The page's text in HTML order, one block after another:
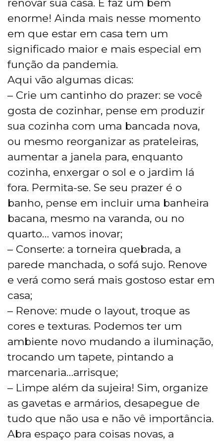
renovar sua casa. E faz um bem
enorme! Ainda mais nesse momento
em que estar em casa tem um
significado maior e mais especial em
função da pandemia.
Aqui vão algumas dicas:
– Crie um cantinho do prazer: se você
gosta de cozinhar, pense em produzir
sua cozinha com uma bancada nova,
ou mesmo reorganizar as prateleiras,
aumentar a janela para, enquanto
cozinha, enxergar o sol e o jardim lá
fora. Permita-se. Se seu prazer é o
banho, pense em incluir uma banheira
bacana, mesmo na varanda, ou no
quarto… vamos inovar;
– Conserte: a torneira quebrada, a
parede manchada, o sofá sujo. Renove
e verá como será mais gostoso estar em
casa;
– Renove: mude o layout, troque as
cores e texturas. Podemos ter um
ambiente novo mudando a iluminação,
trocando um tapete, pintando a
marcenaria…arrisque;
– Limpe além da sujeira! Sim, organize
as gavetas e armários, desapegue de
tudo que não usa e não vê importância.
Abra espaço para coisas novas, a